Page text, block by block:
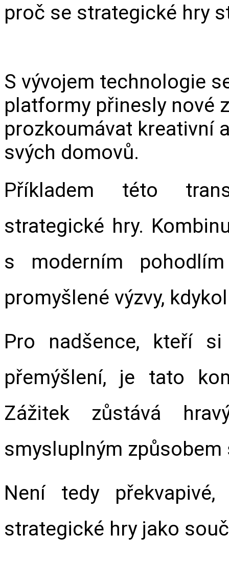
proč se strategické hry
S vývojem technologie
platformy přinesly nové
prozkoumávat kreativní
svých domovů.
Příkladem této
strategické hry.
s moderním
promyšlené výzvy,
Pro nadšence, kteří
přemýšlení, je tato
Zážitek zůstává
smysluplným
Není tedy
strategické hry jako